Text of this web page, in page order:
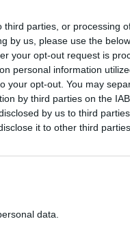
parties, or processing
by us, please use the
your opt-out request is
personal information
your opt-out. You may
by third parties on the
by us to third
it to other third parties.
data.